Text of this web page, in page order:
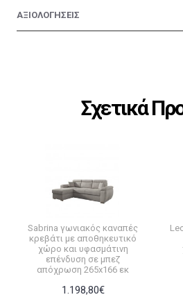
ΑΞΙΟΛΟΓΗΣΕΙΣ
Σχετικά
Sabrina γωνιακός καναπές
κρεβάτι με αποθηκευτικό
χώρο και υφασμάτινη
επένδυση σε μπεζ
απόχρωση 265x166 εκ
1.198,80€